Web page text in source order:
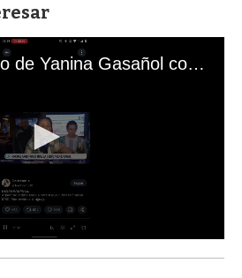
El mal momento de Yanina Gasañol con un hincha argentino en "Subrayado"